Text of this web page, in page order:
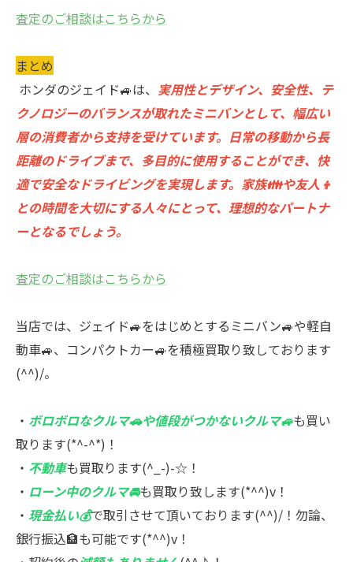
査定のご相談はこちらから
まとめ
ホンダのジェイド🚙は、 実用性とデザイン、安全性、テ
クノロジーのバランスが取れたミニバンとして、幅広い
層の消費者から支持を受けています。日常の移動から長
距離のドライブまで、多目的に使用することができ、快
適で安全なドライビングを実現します。家族👪や友人👦
との時間を大切にする人々にとって、理想的なパートナ
ーとなるでしょう。
査定のご相談はこちらから
当店では、ジェイド🚙をはじめとするミニバン🚙や軽自
動車🚙、コンパクトカー🚙を積極買取り致しております
(^^)/。
・ ボロボロなクルマ🚗や値段がつかないクルマ🚙も買い
取ります(*^-^*)！
・ 不動車も買取ります(^_-)-☆！
・ ローン中のクルマ🚘も買取り致します(*^^)v！
・ 現金払い💰で取引させて頂いております(^^)/！勿論、
銀行振込🏦も可能です(*^^)v！